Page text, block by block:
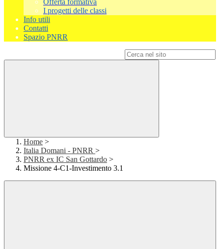
Offerta formativa
I progetti delle classi
Info utili
Contatti
Spazio PNRR
Home >
Italia Domani - PNRR >
PNRR ex IC San Gottardo >
Missione 4-C1-Investimento 3.1